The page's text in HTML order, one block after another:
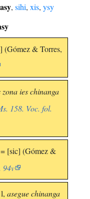
asy, sihi, xis, ysy
(Gómez & Torres,
zona ies chinanga
158. Voc. fol.
= [sic] (Gómez &
94v
asegue chinanga